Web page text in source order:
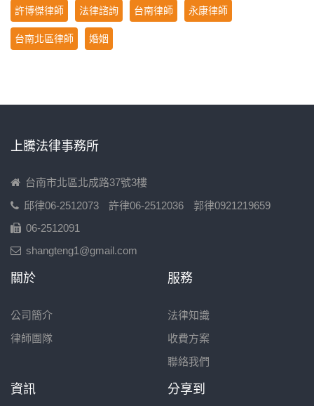
許博傑律師 法律諮詢 台南律師 永康律師
台南北區律師 婚姻
上騰法律事務所
台南市北區北成路37號3樓
邱律06-2512073
許律06-2512036
郭律0921219659
06-2512091
shangteng1@gmail.com
關於
公司簡介
律師團隊
服務
法律知識
收費方案
聯絡我們
資訊 分享到